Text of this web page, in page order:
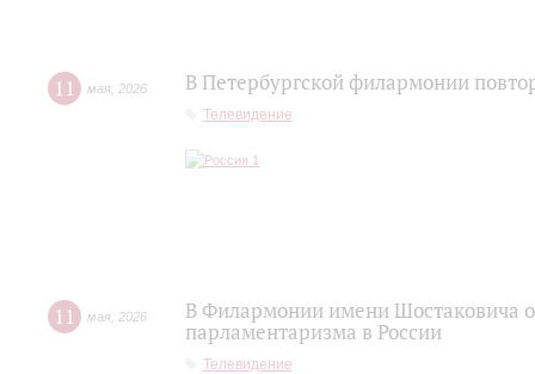
11 мая 2026 В Петербургской филармонии
Телевидение
11 мая 2026
В Филармонии имени Шостаковича
парламентаризма в России
Телевидение